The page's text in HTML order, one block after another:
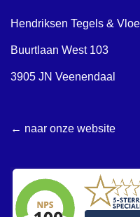
Hendriksen Tegels &
Buurtlaan West 103
3905 JN Veenendaal
← naar onze website